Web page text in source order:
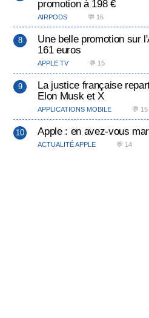
promotion à 198 €
AIRPODS 💬 16
Une belle promotion sur
161 euros
APPLE TV 💬 15
La justice française
Elon Musk et X
APPLICATIONS MOBILE 💬 15
Apple : en avez-vous
ACTUALITÉ APPLE 💬 14